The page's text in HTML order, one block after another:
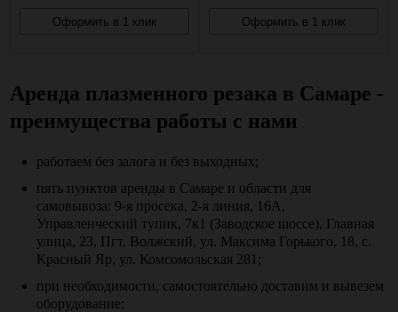
Оформить в 1 клик Оформить в 1 клик
Аренда плазменного резака в Самаре -
преимущества работы с нами
работаем без залога и без выходных;
пять пунктов аренды в Самаре и области для
самовывоза: 9-я просека, 2-я линия, 16А,
Управленческий тупик, 7к1 (Заводское шоссе), Главная
улица, 23, Пгт. Волжский, ул. Максима Горького, 18, с.
Красный Яр, ул. Комсомольская 281;
при необходимости, самостоятельно доставим и вывезем
оборудование;